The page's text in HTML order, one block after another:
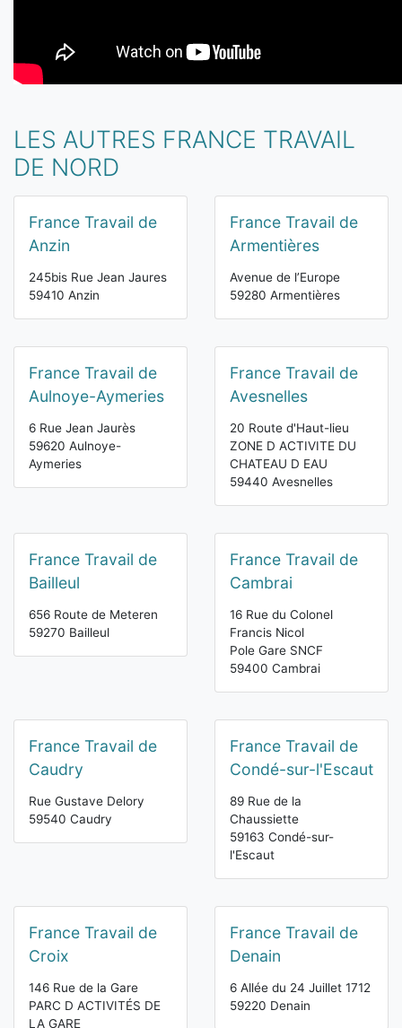
LES AUTRES FRANCE TRAVAIL
DE NORD
France Travail de
Anzin
245bis Rue Jean Jaures
59410 Anzin
France Travail de
Armentières
Avenue de l’Europe
59280 Armentières
France Travail de
Aulnoye-Aymeries
6 Rue Jean Jaurès
59620 Aulnoye-
Aymeries
France Travail de
Avesnelles
20 Route d'Haut-lieu
ZONE D ACTIVITE DU
CHATEAU D EAU
59440 Avesnelles
France Travail de
Bailleul
656 Route de Meteren
59270 Bailleul
France Travail de
Cambrai
16 Rue du Colonel
Francis Nicol
Pole Gare SNCF
59400 Cambrai
France Travail de
Caudry
Rue Gustave Delory
59540 Caudry
France Travail de
Condé-sur-l'Escaut
89 Rue de la
Chaussiette
59163 Condé-sur-
l'Escaut
France Travail de
Croix
146 Rue de la Gare
PARC D ACTIVITÉS DE
LA GARE
France Travail de
Denain
6 Allée du 24 Juillet 1712
59220 Denain